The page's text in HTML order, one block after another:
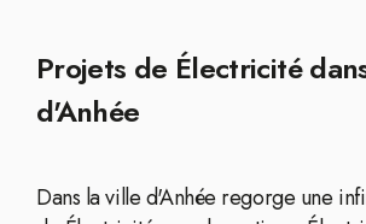
Projets de Électricité
d'Anhée
Dans la ville d'Anhée regorge une